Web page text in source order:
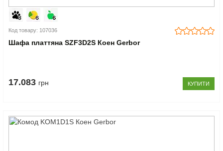
Код товару: 107036
Шафа платтяна SZF3D2S Коен Gerbor
17.083 грн КУПИТИ